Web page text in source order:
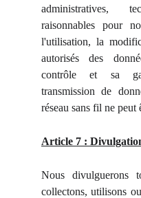
administratives,
raisonnables pour
l'utilisation, la
autorisés des
contrôle et sa
transmission de
réseau sans fil ne peut
Article 7 :
Nous divulguerons
collectons, utilisons